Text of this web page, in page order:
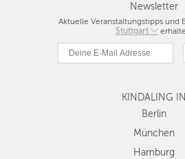
Newsletter
Aktuelle Veranstaltungstipps und
Stuttgart
Berlin
München
Hamburg
Köln
Stuttgart
KINDALING IN
Berlin
München
Hamburg